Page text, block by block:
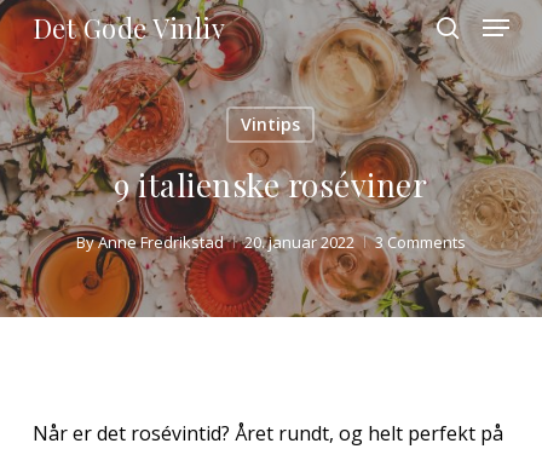
Skip
to
main
content
Det Gode Vinliv
search
Menu
Vintips
9 italienske roséviner
ByAnne Fredrikstad 20. januar 2022 3 Comments
Når er det rosévintid? Året rundt, og helt perfekt på
Close
Menu